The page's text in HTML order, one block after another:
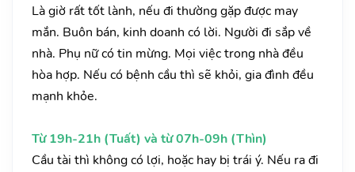
Là giờ rất tốt lành, nếu đi thường gặp được may
mắn. Buôn bán, kinh doanh có lời. Người đi sắp về
nhà. Phụ nữ có tin mừng. Mọi việc trong nhà đều
hòa hợp. Nếu có bệnh cầu thì sẽ khỏi, gia đình đều
mạnh khỏe.
Từ 19h-21h (Tuất) và từ 07h-09h (Thìn)
Cầu tài thì không có lợi, hoặc hay bị trái ý. Nếu ra đi